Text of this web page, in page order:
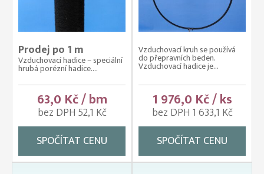
Prodej po 1 m
Vzduchovací hadice – speciální
hrubá porézní hadice....
63,0 Kč / bm
bez DPH 52,1 Kč
SPOČÍTAT CENU
Vzduchovací kruh se používá
do přepravních beden.
Vzduchovací hadice je...
1 976,0 Kč / ks
bez DPH 1 633,1 Kč
SPOČÍTAT CENU